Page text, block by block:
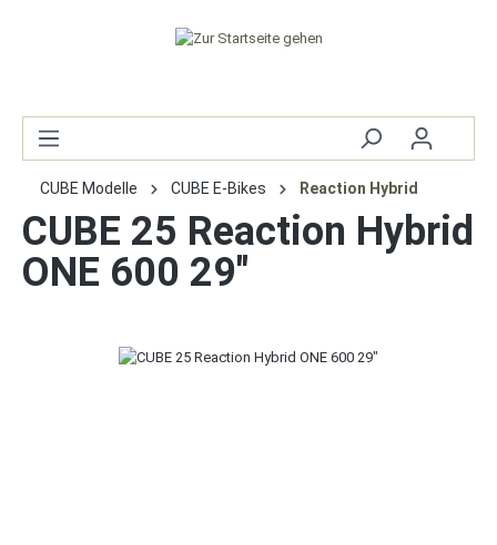
CUBE Modelle CUBE E-Bikes Reaction Hybrid
CUBE 25 Reaction Hybrid
ONE 600 29"